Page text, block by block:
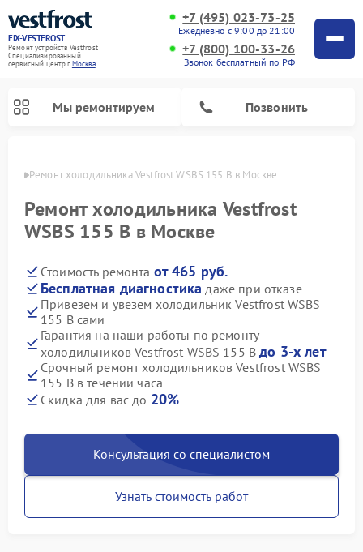
FIX-VESTFROST
Ремонт устройств Vestfrost
Специализированный
cервисный центр г.Москва
+7 (495) 023-73-25
Ежедневно с 9:00 до 21:00
+7 (800) 100-33-26
Звонок бесплатный по РФ
Мы ремонтируем Позвонить
Ремонт холодильника Vestfrost WSBS 155 B в Москве
Ремонт холодильника Vestfrost
WSBS 155 B в Москве
Стоимость ремонта от 465 руб.
Бесплатная диагностика даже при отказе
Привезем и увезем холодильник Vestfrost WSBS
155 B сами
Гарантия на наши работы по ремонту
холодильников Vestfrost WSBS 155 Bдо 3-х лет
Срочный ремонт холодильников Vestfrost WSBS
155 B в течении часа
Скидка для вас до 20%
Консультация со специалистом
Узнать стоимость работ